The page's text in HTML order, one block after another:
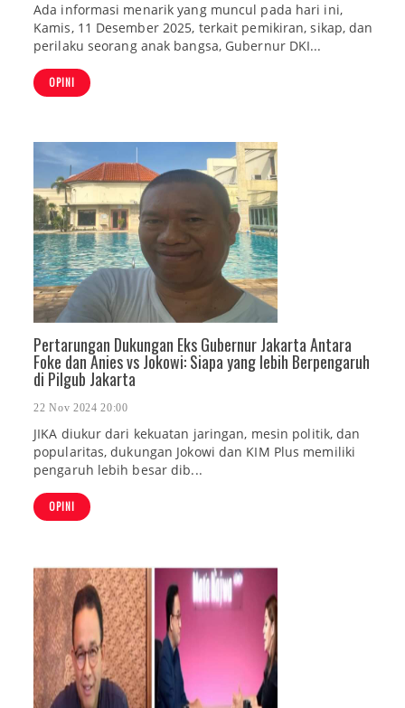
Ada informasi menarik yang muncul pada hari ini,
Kamis, 11 Desember 2025, terkait pemikiran, sikap, dan
perilaku seorang anak bangsa, Gubernur DKI...
OPINI
Pertarungan Dukungan Eks Gubernur Jakarta Antara
Foke dan Anies vs Jokowi: Siapa yang lebih Berpengaruh
di Pilgub Jakarta
22 Nov 2024 20:00
JIKA diukur dari kekuatan jaringan, mesin politik, dan
popularitas, dukungan Jokowi dan KIM Plus memiliki
pengaruh lebih besar dib...
OPINI